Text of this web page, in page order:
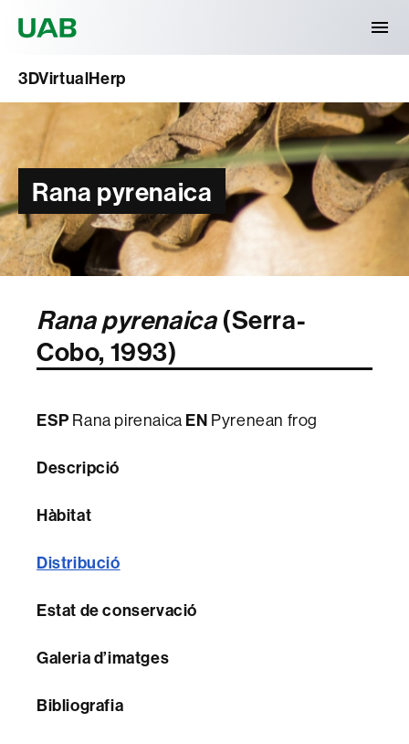
3DVirtualHerp
Rana pyrenaica
Rana pyrenaica(Serra-
Cobo, 1993)
ESP Rana pirenaica EN Pyrenean frog
Descripció
Hàbitat
Distribució
Estat de conservació
Galeria d’imatges
Bibliografia